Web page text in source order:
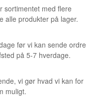
sortimentet med flere
alle produkter på lager.
før vi kan sende ordre
på 5-7 hverdage.
vi gør hvad vi kan for
muligt.